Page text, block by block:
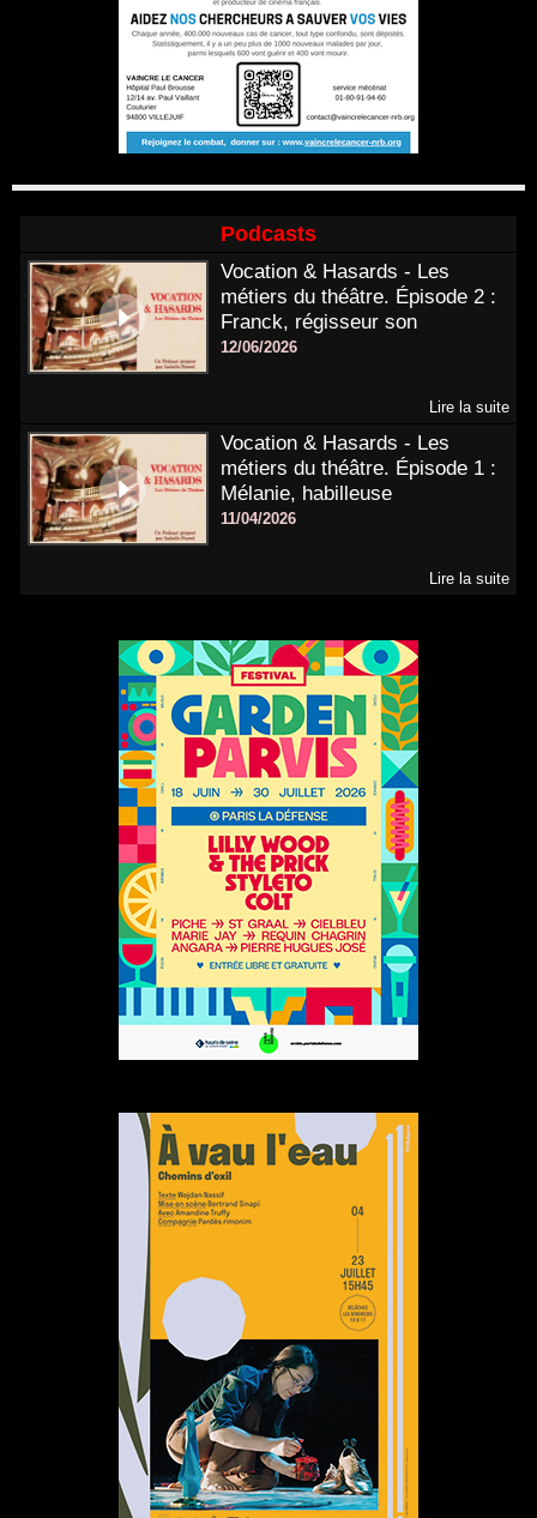
Podcasts
Vocation & Hasards - Les
métiers du théâtre. Épisode 2 :
Franck, régisseur son
12/06/2026
Lire la suite
Vocation & Hasards - Les
métiers du théâtre. Épisode 1 :
Mélanie, habilleuse
11/04/2026
Lire la suite